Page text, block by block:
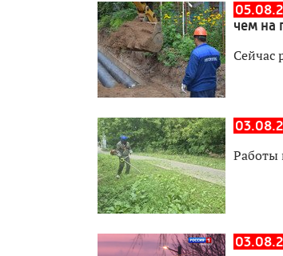
чем на
Сейчас
Работы